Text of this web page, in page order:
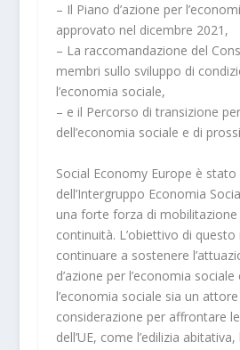
– Il Piano d’azione per
approvato nel dicembre 2021,
– La raccomandazione del
membri sullo sviluppo di
l’economia sociale,
– e il Percorso di transizione
dell’economia sociale e di
Social Economy Europe è
dell’Intergruppo Economia
una forte forza di
continuità. L’obiettivo di
continuare a sostenere
d’azione per l’economia
l’economia sociale sia un
considerazione per affrontare
dell’UE, come l’edilizia abitativa,